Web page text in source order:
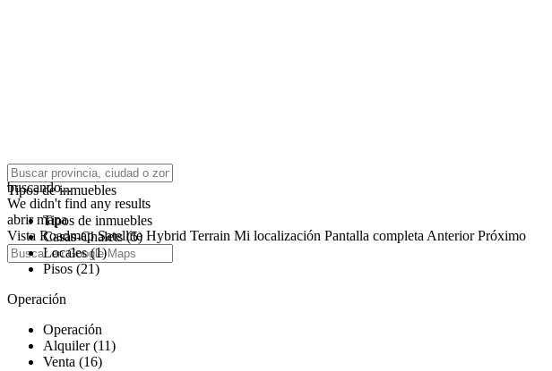
click to enable zoom
buscando...
We didn't find any results
abrir mapa
Vista Roadmap Satellite Hybrid Terrain Mi localización Pantalla completa Anterior Próximo
Tipos de inmuebles
Tipos de inmuebles
Casas-Chalets (5)
Locales (1)
Pisos (21)
Operación
Operación
Alquiler (11)
Venta (16)